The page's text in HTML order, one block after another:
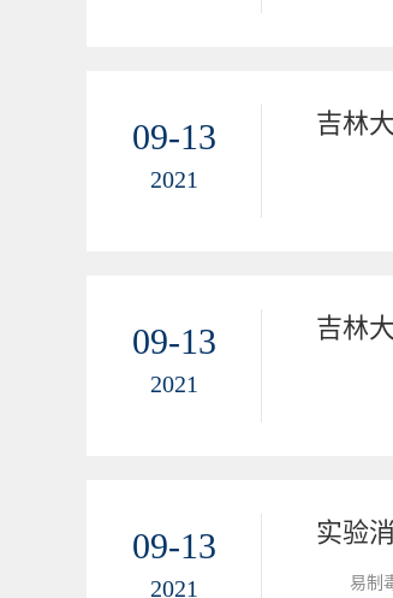
09-13
2021
吉林
09-13
2021
吉林
09-13
2021
实验
易制